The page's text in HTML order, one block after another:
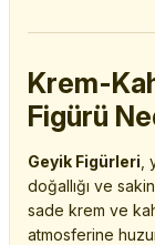
Krem-
Figürü
Geyik Figürleri
doğallığı ve
sade krem ve
atmosferine